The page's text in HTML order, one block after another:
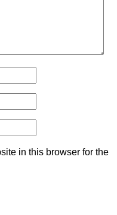
in this browser for the